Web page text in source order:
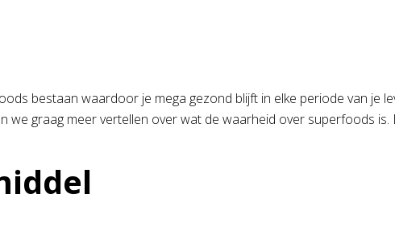
bestaan waardoor je mega gezond blijft in elke periode van je
we graag meer vertellen over wat de waarheid over superfoods